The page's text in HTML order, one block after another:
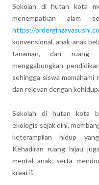
Sekolah di hutan kota
menempatkan alam
https://
konvensional, anak-anak
tanaman, dan ruang
menggabungkan
sehingga siswa
dan relevan dengan
Sekolah di hutan kota
ekologis sejak dini,
keterampilan hidup
Kehadiran ruang hijau
mental anak, serta
kreatif.